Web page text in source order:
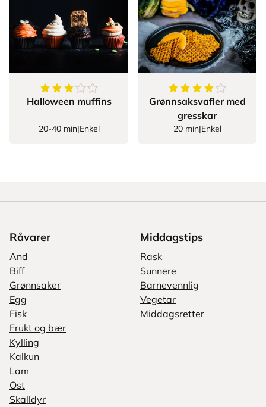
3.909090909090909
stjerner
Halloween muffins
20-40 min|Enkel
4.428571428571429
Grønnsaksvafler med
gresskar
20 min|Enkel
Råvarer
And
Biff
Grønnsaker
Egg
Fisk
Frukt og bær
Kylling
Kalkun
Lam
Ost
Skalldyr
Middagstips
Rask
Sunnere
Barnevennlig
Vegetar
Middagsretter